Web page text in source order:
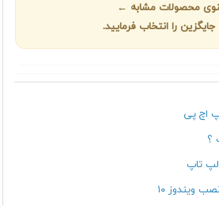
محصولات مشابه ←
جایگزین را انتخاب فرمایید.
اچ پی
؟
لپ تاپ
ویندوز ۱۰